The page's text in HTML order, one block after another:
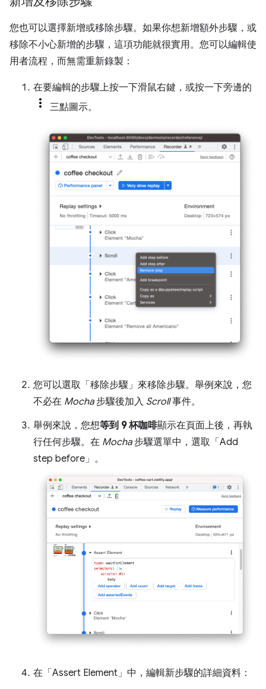
您也可以選擇新增或移除步驟。如果你想新增額外步驟，或
移除不小心新增的步驟，這項功能就很實用。您可以編輯使
用者流程，而無需重新錄製：
在要編輯的步驟上按一下滑鼠右鍵，或按一下旁邊的
三點圖示。
您可以選取「移除步驟」 來移除步驟。舉例來說，您
不必在 Mocha步驟後加入 Scroll事件。
舉例來說，您想等到 9 杯咖啡顯示在頁面上後，再執
行任何步驟。在 Mocha步驟選單中，選取「Add
step before」 。
在「Assert Element」 中，編輯新步驟的詳細資料：